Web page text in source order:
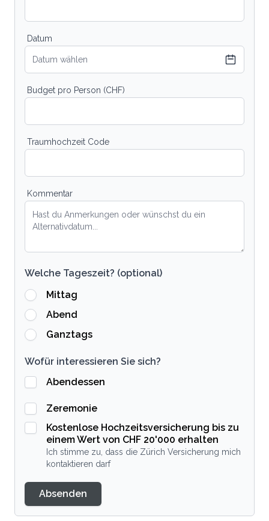
Datum
Datum wählen
Budget pro Person (CHF)
Traumhochzeit Code
Kommentar
Welche Tageszeit? (optional)
Mittag
Abend
Ganztags
Wofür interessieren Sie sich?
Abendessen
Zeremonie
Kostenlose Hochzeitsversicherung bis zu
einem Wert von CHF 20'000 erhalten
Ich stimme zu, dass die Zürich Versicherung mich
kontaktieren darf
Absenden